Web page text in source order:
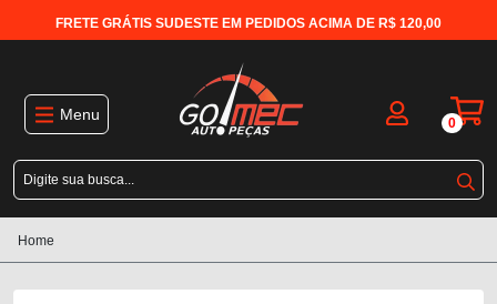
FRETE GRÁTIS SUDESTE EM PEDIDOS ACIMA DE R$ 120,00
Menu 0
Home